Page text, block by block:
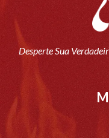
Desperte Sua